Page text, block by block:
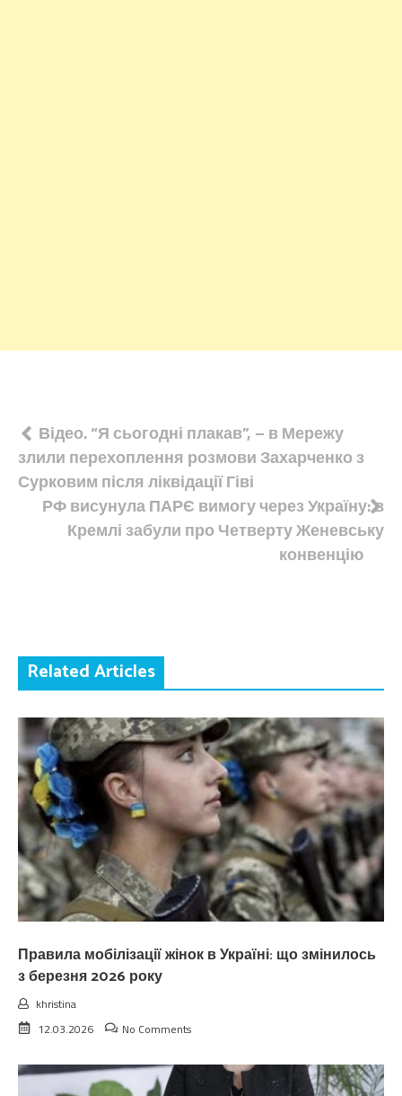
Навігація
записів
Відео. “Я сьогодні плакав”, – в Мережу
злили перехоплення розмови Захарченко з
Сурковим після ліквідації Гіві
РФ висунула ПАРЄ вимогу через Україну: в
Кремлі забули про Четверту Женевську
конвенцію
Related Articles
Правила мобілізації жінок в Україні: що змінилось
з березня 2026 року
khristina
12.03.2026
No Comments